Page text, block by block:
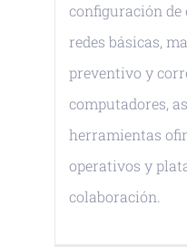
configuración de
redes básicas,
preventivo y
computadores,
herramientas
operativos y
colaboración.